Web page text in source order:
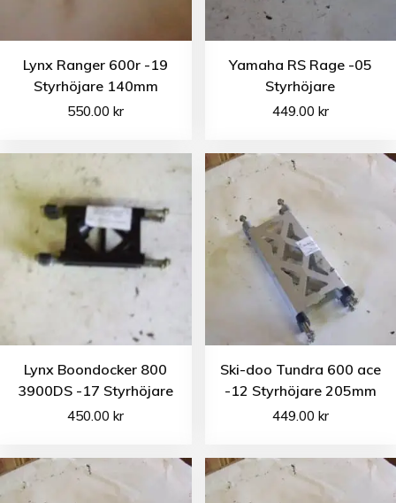
Lynx Ranger 600r -19
Styrhöjare 140mm
550.00kr
Yamaha RS Rage -05
Styrhöjare
449.00 kr
Lynx Boondocker 800
3900DS -17 Styrhöjare
450.00kr
Ski-doo Tundra 600 ace
-12 Styrhöjare 205mm
449.00 kr